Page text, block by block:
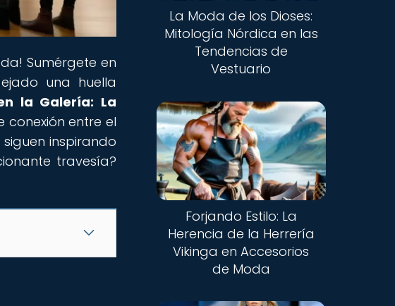
Sumérgete en
una huella
la Galería: La
conexión entre el
inspirando
travesía?
La Moda de los Dioses:
Mitología Nórdica en las
Tendencias de
Vestuario
Forjando Estilo: La
Herencia de la Herrería
Vikinga en Accesorios
de Moda